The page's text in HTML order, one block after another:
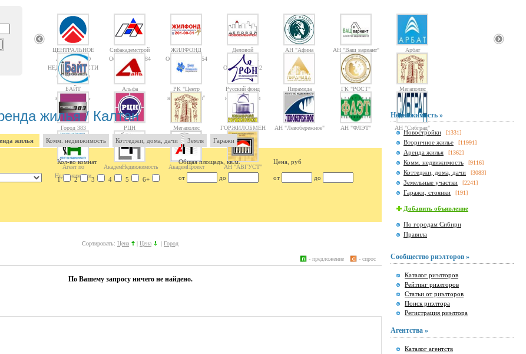
ЦЕНТРАЛЬНОЕ
АГЕНТСТВО
НЕДВИЖИМОСТИ
Объектов: 10
Сибакадемстрой
Объектов: 10084
ЖИЛФОНД
Объектов: 14754
Деловой
Новосибирск
Объектов: 1362
АН "Афина
Паллада"
АН "Ваш вариант" Арбат
БАЙТ
недвижимость
Альфа
РК "Центр
недвижимости"
Русский фонд
недвижимости
Пирамида ГК "РОСТ" Мегаполис
Город 383 РЦН Мегаполис ГОРЖИЛОБМЕН АН "Левобережное" АН "ФЛЭТ" АН "Сибград"
Агент по
Недвижимости
АкадемНедвижимость АкадемПроект АН "АВГУСТ"
жилья / Калтан
жилья Комм. недвижимость Коттеджи, дома, дачи Земля Гаражи
Кол-во комнат Общая площадь, кв.м. Цена, руб
1 2 3 4 5 6+ от до от до
Сортировать: Цена | Цена | Город
- спрос
- предложение
По Вашему запросу ничего не найдено.
Недвижимость »
Новостройки [1331]
Вторичное жилье [11991]
Аренда жилья [1362]
Комм. недвижимость [9116]
Коттеджи, дома, дачи [3083]
Земельные участки [2241]
Гаражи, стоянки [191]
Добавить объявление
По городам Сибири
Правила
Сообщество риэлторов »
Каталог риэлторов
Рейтинг риэлторов
Статьи от риэлторов
Поиск риэлтора
Регистрация риэлтора
Агентства »
Каталог агентств